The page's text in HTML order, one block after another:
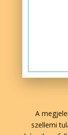
A
szellemi